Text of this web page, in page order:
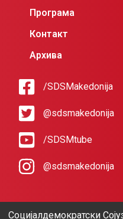
Програма
Контакт
Архива
/SDSMakedonija
@sdsmakedonija
/SDSMtube
@sdsmakedonija
Социјалдемократски